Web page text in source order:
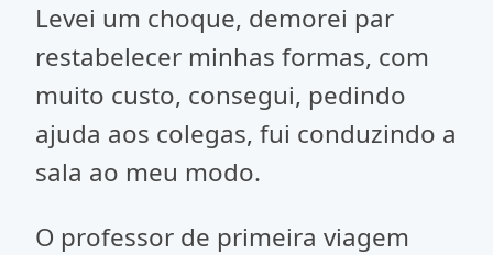
Levei um choque, demorei par
restabelecer minhas formas, com
muito custo, consegui, pedindo
ajuda aos colegas, fui conduzindo a
sala ao meu modo.
O professor de primeira viagem